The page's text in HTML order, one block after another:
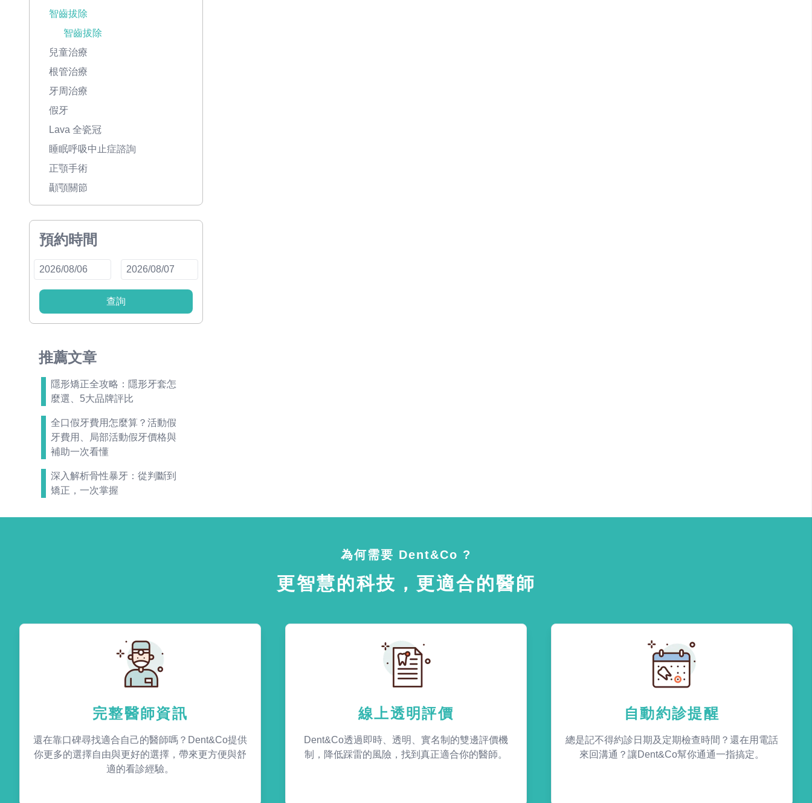
智齒拔除
智齒拔除
兒童治療
根管治療
牙周治療
假牙
Lava 全瓷冠
睡眠呼吸中止症諮詢
正顎手術
顳顎關節
預約時間
查詢
推薦文章
隱形矯正全攻略：隱形牙套怎
麼選、5大品牌評比
全口假牙費用怎麼算？活動假
牙費用、局部活動假牙價格與
補助一次看懂
深入解析骨性暴牙：從判斷到
矯正，一次掌握
為何需要 Dent&Co ?
更智慧的科技，更適合的醫師
完整醫師資訊
還在靠口碑尋找適合自己的醫師嗎？Dent&Co提供
你更多的選擇自由與更好的選擇，帶來更方便與舒
適的看診經驗。
線上透明評價
Dent&Co透過即時、透明、實名制的雙邊評價機
制，降低踩雷的風險，找到真正適合你的醫師。
自動約診提醒
總是記不得約診日期及定期檢查時間？還在用電話
來回溝通？讓Dent&Co幫你通通一指搞定。